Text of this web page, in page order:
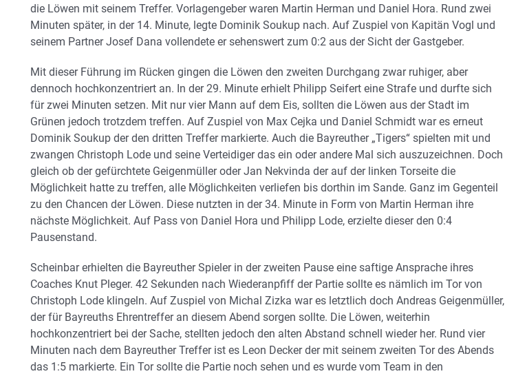
die Löwen mit seinem Treffer. Vorlagengeber waren Martin Herman und Daniel Hora. Rund zwei
Minuten später, in der 14. Minute, legte Dominik Soukup nach. Auf Zuspiel von Kapitän Vogl und
seinem Partner Josef Dana vollendete er sehenswert zum 0:2 aus der Sicht der Gastgeber.
Mit dieser Führung im Rücken gingen die Löwen den zweiten Durchgang zwar ruhiger, aber
dennoch hochkonzentriert an. In der 29. Minute erhielt Philipp Seifert eine Strafe und durfte sich
für zwei Minuten setzen. Mit nur vier Mann auf dem Eis, sollten die Löwen aus der Stadt im
Grünen jedoch trotzdem treffen. Auf Zuspiel von Max Cejka und Daniel Schmidt war es erneut
Dominik Soukup der den dritten Treffer markierte. Auch die Bayreuther „Tigers“ spielten mit und
zwangen Christoph Lode und seine Verteidiger das ein oder andere Mal sich auszuzeichnen. Doch
gleich ob der gefürchtete Geigenmüller oder Jan Nekvinda der auf der linken Torseite die
Möglichkeit hatte zu treffen, alle Möglichkeiten verliefen bis dorthin im Sande. Ganz im Gegenteil
zu den Chancen der Löwen. Diese nutzten in der 34. Minute in Form von Martin Herman ihre
nächste Möglichkeit. Auf Pass von Daniel Hora und Philipp Lode, erzielte dieser den 0:4
Pausenstand.
Scheinbar erhielten die Bayreuther Spieler in der zweiten Pause eine saftige Ansprache ihres
Coaches Knut Pleger. 42 Sekunden nach Wiederanpfiff der Partie sollte es nämlich im Tor von
Christoph Lode klingeln. Auf Zuspiel von Michal Zizka war es letztlich doch Andreas Geigenmüller,
der für Bayreuths Ehrentreffer an diesem Abend sorgen sollte. Die Löwen, weiterhin
hochkonzentriert bei der Sache, stellten jedoch den alten Abstand schnell wieder her. Rund vier
Minuten nach dem Bayreuther Treffer ist es Leon Decker der mit seinem zweiten Tor des Abends
das 1:5 markierte. Ein Tor sollte die Partie noch sehen und es wurde vom Team in den